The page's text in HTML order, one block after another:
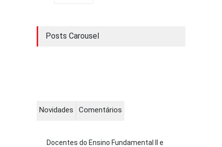
Posts Carousel
Novidades Comentários
Docentes do Ensino Fundamental II e